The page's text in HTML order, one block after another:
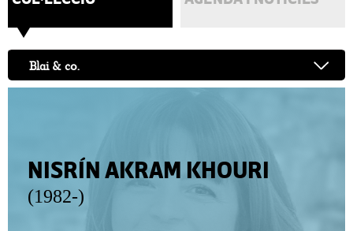
Blai & co.
NISRÍN AKRAM KHOURI
(1982-)